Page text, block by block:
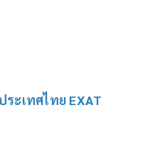
ะเทศไทย EXAT